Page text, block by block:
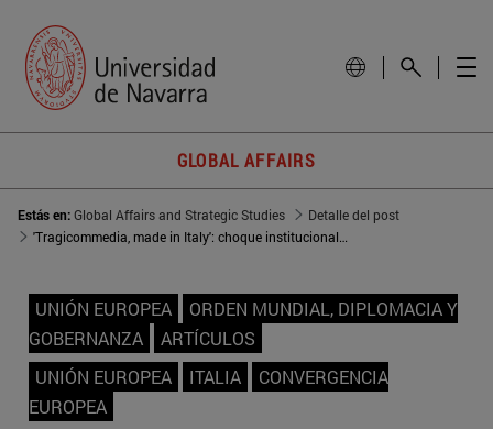
GLOBAL AFFAIRS
Estás en:Global Affairs and Strategic Studies
Detalle del post
'Tragicommedia, made in Italy': choque institucional en la Unión Europea
UNIÓN EUROPEA
ORDEN MUNDIAL, DIPLOMACIA Y
GOBERNANZA
ARTÍCULOS
UNIÓN EUROPEA
ITALIA
CONVERGENCIA
EUROPEA